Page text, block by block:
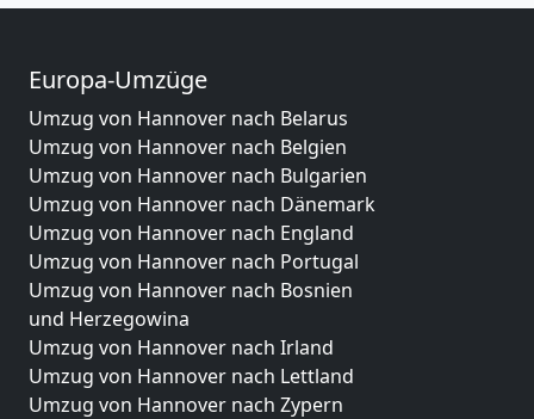
Europa-Umzüge
Umzug von Hannover nach Belarus
Umzug von Hannover nach Belgien
Umzug von Hannover nach Bulgarien
Umzug von Hannover nach Dänemark
Umzug von Hannover nach England
Umzug von Hannover nach Portugal
Umzug von Hannover nach Bosnien
und Herzegowina
Umzug von Hannover nach Irland
Umzug von Hannover nach Lettland
Umzug von Hannover nach Zypern